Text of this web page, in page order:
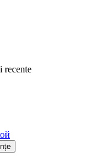
recente